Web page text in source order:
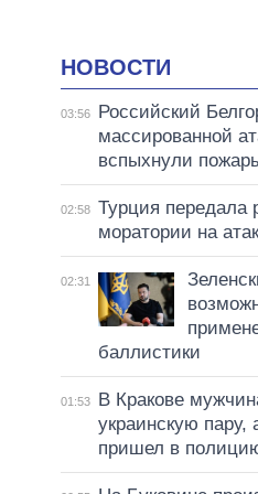
НОВОСТИ
03:56
Российский
массированной
вспыхнули
02:58 Турция передала
моратории на
02:31
баллистики
01:53
В Кракове
украинскую пару,
пришел в